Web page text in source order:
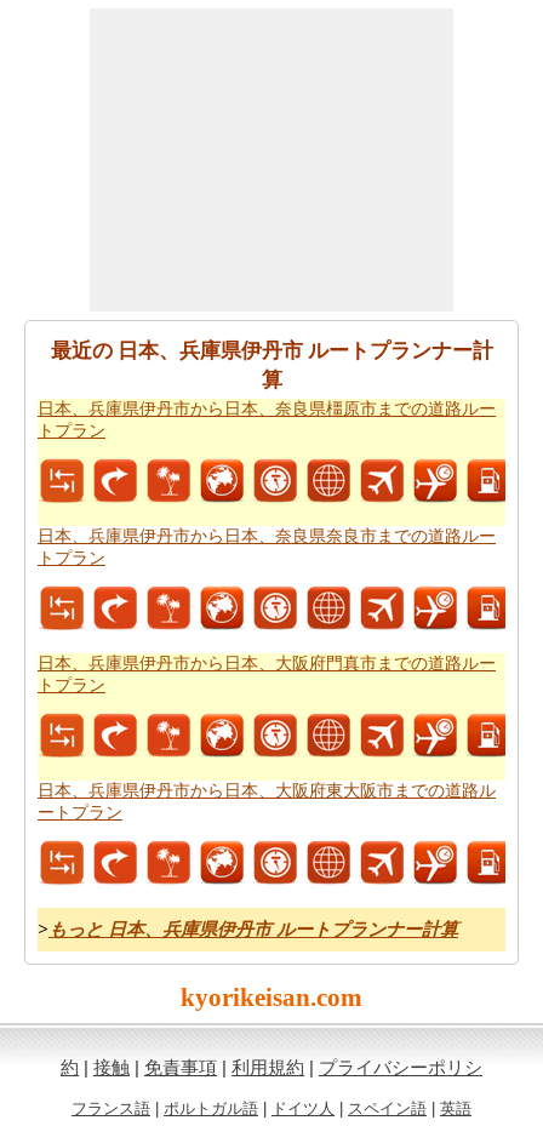
あなたは旅に時間の制約を持っていますか。 の場合、あ
なたは非常によくあなたの時間を管理しなければならな
いし、これのためにあなたは日本、兵庫県伊丹市から日
本、神奈川県藤沢市までの飛行時間
あります。
あなたのルートを得ることが計画された後、あなたの旅
のために駆動するためのコストの公正な見積もりを有す
ることが重要です。あなたはこの旅費計算機を使用して
日本、兵庫県伊丹市から日本、神奈川県藤沢市までの旅
行の費用を得ることができます。
最近の 日本、兵庫県伊丹市 ルートプランナー計
算
日本、兵庫県伊丹市から日本、奈良県橿原市までの道路ルー
トプラン
日本、兵庫県伊丹市から日本、奈良県奈良市までの道路ルー
トプラン
日本、兵庫県伊丹市から日本、大阪府門真市までの道路ルー
トプラン
日本、兵庫県伊丹市から日本、大阪府東大阪市までの道路ル
ートプラン
> もっと 日本、兵庫県伊丹市 ルートプランナー計算
kyorikeisan.com
約 | 接触 | 免責事項 | 利用規約 | プライバシーポリシ
フランス語 | ポルトガル語 | ドイツ人 | スペイン語 | 英語